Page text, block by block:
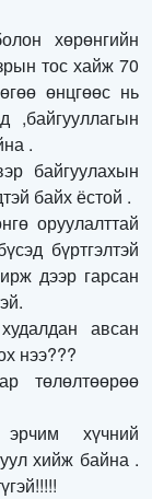
хөрөнгийн
тос хайж 70
өнцгөөс нь
,байгууллагын
.
байгуулахын
байх ёстой .
оруулалттай
бүртгэлтэй
дээр гарсан
авсан
нээ???
төлөлтөөрөө
хүчний
хийж байна .